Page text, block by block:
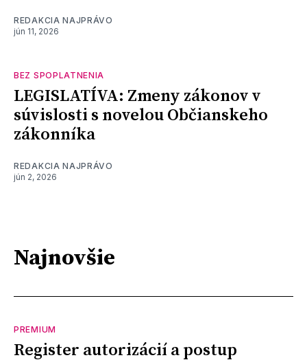
REDAKCIA NAJPRÁVO
jún 11, 2026
BEZ SPOPLATNENIA
LEGISLATÍVA: Zmeny zákonov v
súvislosti s novelou Občianskeho
zákonníka
REDAKCIA NAJPRÁVO
jún 2, 2026
Najnovšie
PREMIUM
Register autorizácií a postup